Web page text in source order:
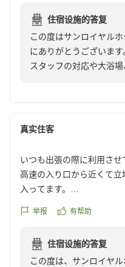
がとございました。
住宿设施的答复
この度はサンロイヤル
にありがとうございます
スタッフの対応や大浴
間を分けさせて頂いて
して誠に申し訳ござい
いただきまして誠にあ
たのご利用をスタッフ
真实住客
いつも出張の際に利用させ
高速の入り口から近くて
入ってます。
举报 有帮助
住宿设施的答复
この度は、サンロイヤ